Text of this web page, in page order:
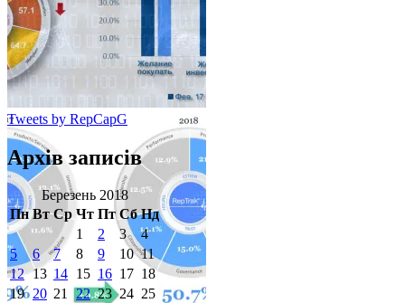
Tweets by RepCapG
Архів записів
Березень 2018
Пн Вт Ср Чт Пт Сб Нд
1
2 3
4
5
6 7 8 9 10 11
12 13 14 15 16 17 18
19 20 21 22 23 24 25